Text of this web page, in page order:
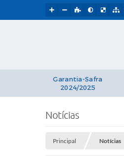
Garantia-Safra
2024/2025
Notícias
Principal Notícias